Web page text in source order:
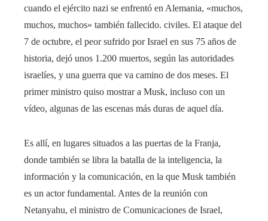
cuando el ejército nazi se enfrentó en Alemania, «muchos,
muchos, muchos» también fallecido. civiles. El ataque del
7 de octubre, el peor sufrido por Israel en sus 75 años de
historia, dejó unos 1.200 muertos, según las autoridades
israelíes, y una guerra que va camino de dos meses. El
primer ministro quiso mostrar a Musk, incluso con un
vídeo, algunas de las escenas más duras de aquel día.
Es allí, en lugares situados a las puertas de la Franja,
donde también se libra la batalla de la inteligencia, la
información y la comunicación, en la que Musk también
es un actor fundamental. Antes de la reunión con
Netanyahu, el ministro de Comunicaciones de Israel,